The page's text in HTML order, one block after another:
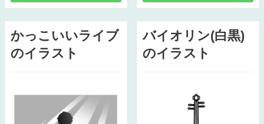
かっこいいライブ
のイラスト
バイオリン(白黒)
のイラスト